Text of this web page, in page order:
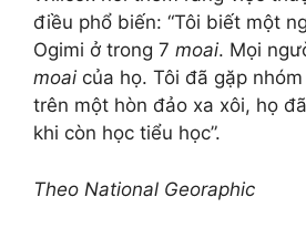
điều phổ biến: “Tôi biết một
Ogimi ở trong 7 moai. Mọi
moai của họ. Tôi đã gặp
trên một hòn đảo xa xôi, họ
khi còn học tiểu học”.
Theo National Georaphic